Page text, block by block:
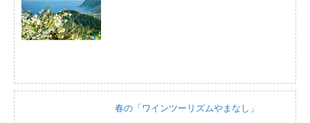
春の「ワインツーリズムやまなし」